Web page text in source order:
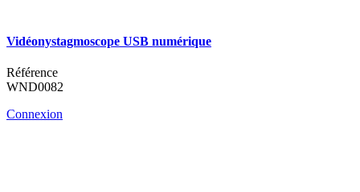
Vidéonystagmoscope USB numérique
Référence
WND0082
Connexion